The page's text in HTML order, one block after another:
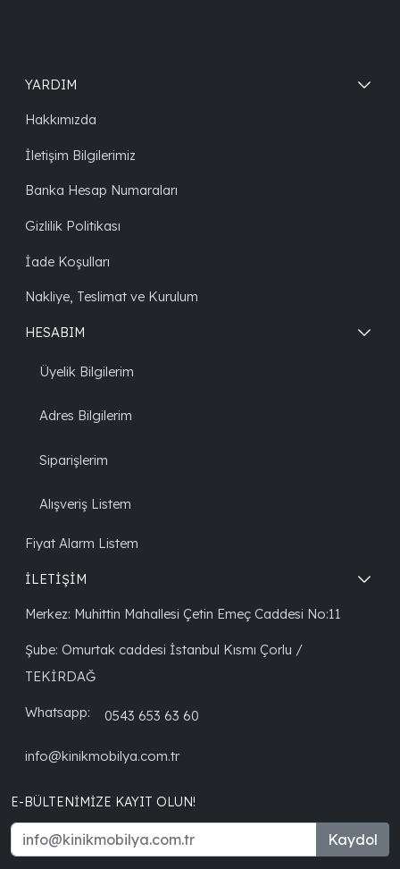
YARDIM
Hakkımızda
İletişim Bilgilerimiz
Banka Hesap Numaraları
Gizlilik Politikası
İade Koşulları
Nakliye, Teslimat ve Kurulum
HESABIM
Üyelik Bilgilerim
Adres Bilgilerim
Siparişlerim
Alışveriş Listem
Fiyat Alarm Listem
İLETİŞİM
Merkez: Muhittin Mahallesi Çetin Emeç Caddesi No:11
Şube: Omurtak caddesi İstanbul Kısmı Çorlu /
TEKİRDAĞ
Whatsapp: 0543 653 63 60
info@kinikmobilya.com.tr
E-BÜLTENIMIZE KAYIT OLUN!
Kaydol